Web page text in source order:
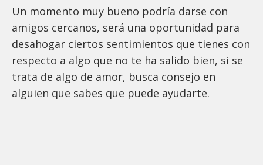
Un momento muy bueno podría darse con
amigos cercanos, será una oportunidad para
desahogar ciertos sentimientos que tienes con
respecto a algo que no te ha salido bien, si se
trata de algo de amor, busca consejo en
alguien que sabes que puede ayudarte.